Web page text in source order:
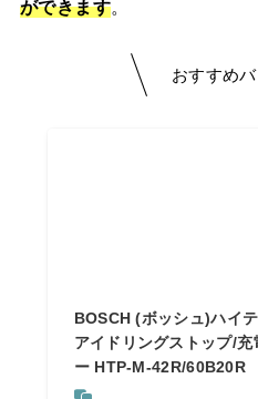
ができます。
おすすめ
BOSCH (ボッシュ)ハイ
アイドリングストップ/
ー HTP-M-42R/60B20R